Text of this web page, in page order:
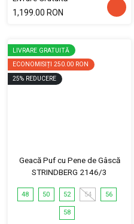
1,199.00 RON
LIVRARE GRATUITĂ
ECONOMISIȚI 250.00 RON
25% REDUCERE
Geacă Puf cu Pene de Gâscă
STRINDBERG 2146/3
48 50 52 54 56
58